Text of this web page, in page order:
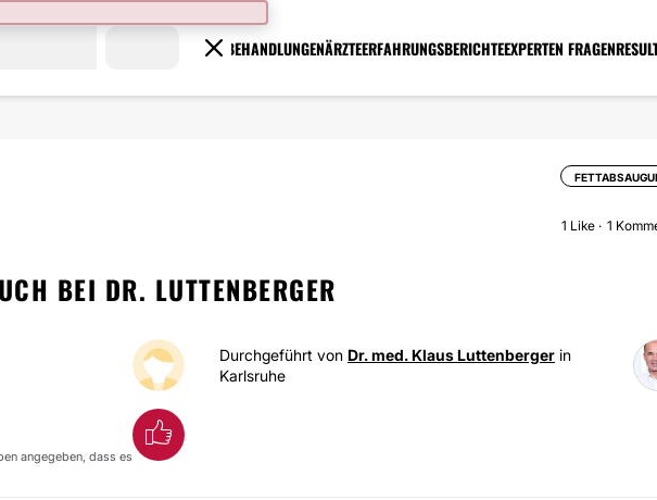
BEHANDLUNGENÄRZTEERFAHRUNGSBERICHTEEXPERTEN FRAGEN
1 Like 1
BEI DR. LUTTENBERGER
Durchgeführt von Dr. med. Klaus Luttenberger in
Karlsruhe
angegeben, dass es